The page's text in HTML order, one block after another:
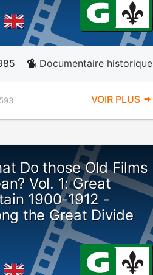
Documentaire historique
VOIR PLUS
Do those Old Films
Vol. 1: Great
1900-1912 -
the Great Divide